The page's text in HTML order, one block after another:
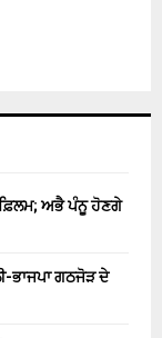
ਫ਼ਿਲਮ; ਅਭੈ ਪੰਨੂ ਹੋਣਗੇ
ਭਾਜਪਾ ਗਠਜੋੜ ਦੇ